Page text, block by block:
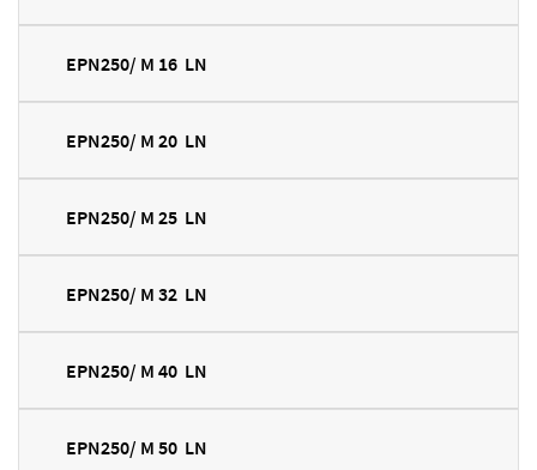
EPN250/ M 16 LN
EPN250/ M 20 LN
EPN250/ M 25 LN
EPN250/ M 32 LN
EPN250/ M 40 LN
EPN250/ M 50 LN